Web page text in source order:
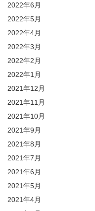
2022年6月
2022年5月
2022年4月
2022年3月
2022年2月
2022年1月
2021年12月
2021年11月
2021年10月
2021年9月
2021年8月
2021年7月
2021年6月
2021年5月
2021年4月